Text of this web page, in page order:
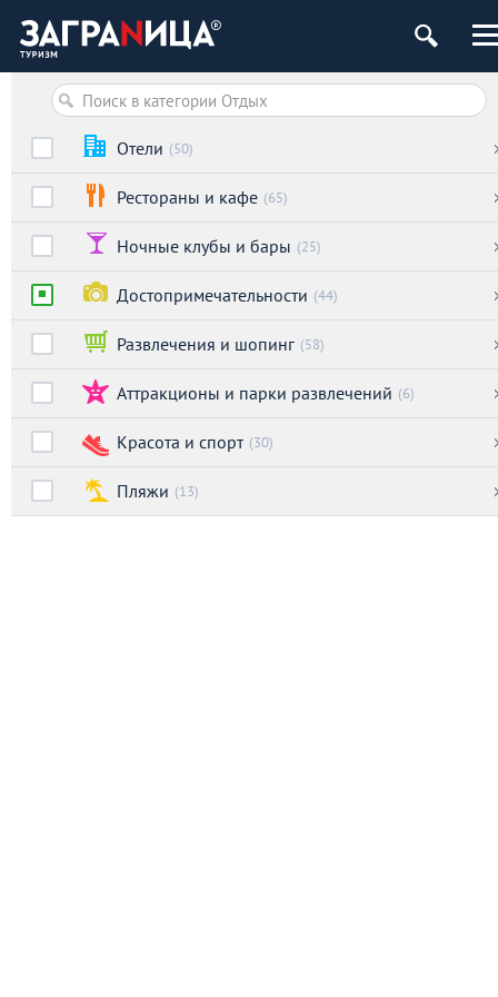
Отели (50)
Рестораны и кафе (65)
Ночные клубы и бары (25)
Достопримечательности (44)
Развлечения и шопинг (58)
Аттракционы и парки развлечений (6)
Красота и спорт (30)
Пляжи (13)